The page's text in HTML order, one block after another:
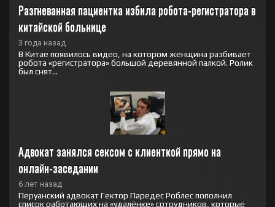
Разгневанная пациентка избила робота-регистратора в
китайской больнице
3 года назад
В Китае появилось видео, на котором женщина разбивает
робота «регистратора» большой деревянной палкой. Ролик
был снят...
Адвокат занялся сексом с клиенткой прямо на
онлайн-заседании
6 лет назад
Перуанский адвокат Гектор Паредес Роблес пополнил
список работающих на «удалёнке» сотрудников, которые